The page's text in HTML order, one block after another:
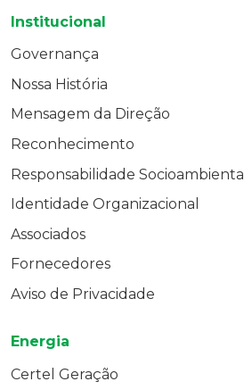
Institucional
Governança
Nossa História
Mensagem da Direção
Reconhecimento
Responsabilidade Socioambiental
Identidade Organizacional
Associados
Fornecedores
Aviso de Privacidade
Energia
Certel Geração